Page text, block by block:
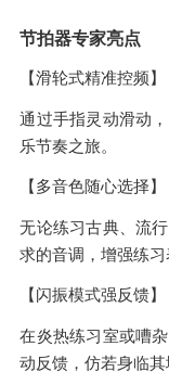
节拍器专家亮点
【滑轮式精准控频】
通过手指灵动滑动
乐节奏之旅。
【多音色随心选择】
无论练习古典、流
求的音调，增强练习
【闪振模式强反馈】
在炎热练习室或嘈
动反馈，仿若身临其